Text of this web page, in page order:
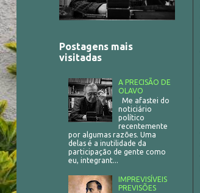
Postagens mais
visitadas
A PRECISÃO DE
OLAVO
Me afastei do
noticiário
político
recentemente
por algumas razões. Uma
delas é a inutilidade da
participação de gente como
eu, integrant...
IMPREVISÍVEIS
PREVISÕES